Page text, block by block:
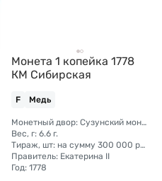
Монета 1 копейка 1778
КМ Сибирская
F Медь
Монетный двор: Сузунский монетный двор (Сибирь)
Вес, г: 6.6 г.
Тираж, шт: на сумму 300 000 рублей (сумма 10 копеек + 5 копеек +2 копейки + 1 копейка + денга + полушка)
Правитель: Екатерина II
Год: 1778